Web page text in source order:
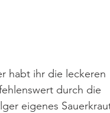
habt ihr die leckeren
durch die
eigenes